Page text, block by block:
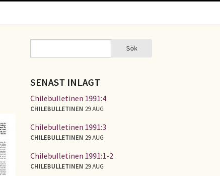
SÖKFORMULÄR Sök
SENAST INLAGT
Chilebulletinen 1991:4
CHILEBULLETINEN 29 AUG
Chilebulletinen 1991:3
CHILEBULLETINEN 29 AUG
Chilebulletinen 1991:1-2
CHILEBULLETINEN 29 AUG